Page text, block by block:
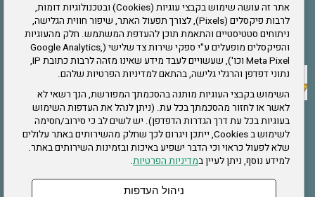
אתר זה עושה שימוש בקבצי עוגיות (Cookies) ובטכנולוגיות דומות,
לרבות פיקסלים (Pixels), לצורך תפעול האתר, שיפור חווית הגלישה,
ניתוחים סטטיסטיים והתאמת תוכן להעדפת המשתמש. חלק מהעוגיות
והפיקסלים מופעלים ע"י ספקי שירות צד שלישי (Google Analytics,
Meta Pixel וכו'), שעשויים לעבד מידע שאינו מזהה לרבות כתובת IP,
נתוני דפדפן והרגלי גלישה, בהתאם למדיניות הפרטיות שלהם.
השימוש בקבצי העוגיות מותנה בהסכמתך המפורשת, הנך רשאי לא
לאשר או לחזור מהסכמתך בכל עת. (ניתן לנהל את העדפות השימוש
בעוגיות בכל עת דרך הגדרות הדפדפן). יש לשים לב כי סירוב/חסימה
לשימוש ב Cookies, ייתכן ויגרום לכך שחלק מהשירותים באתר עלולים
שלא לפעול כראוי וכי הדבר ישפיע באיכות ובזמינות השירותים באתר.
למידע נוסף, ניתן לעיין במדיניות הפרטיות.
ניהול העדפות
אתר צה"ל
תקנון האתר
שירותים
תעסוקה
בריאות